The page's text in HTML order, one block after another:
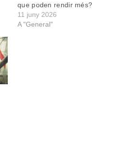
que poden rendir més?
11 juny 2026
A "General"